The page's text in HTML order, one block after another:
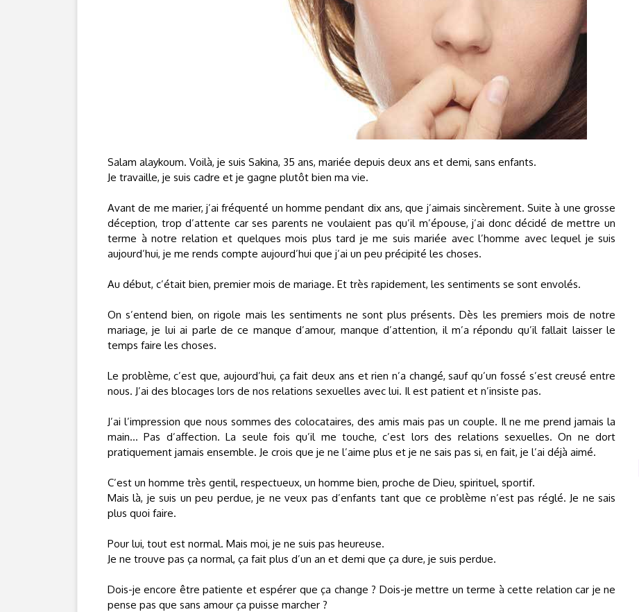
Salam alaykoum. Voilà, je suis Sakina, 35 ans, mariée depuis deux ans et demi, sans enfants.
Je travaille, je suis cadre et je gagne plutôt bien ma vie.
Avant de me marier, j’ai fréquenté un homme pendant dix ans, que j’aimais sincèrement. Suite à une grosse
déception, trop d’attente car ses parents ne voulaient pas qu’il m’épouse, j’ai donc décidé de mettre un
terme à notre relation et quelques mois plus tard je me suis mariée avec l’homme avec lequel je suis
aujourd’hui, je me rends compte aujourd’hui que j’ai un peu précipité les choses.
Au début, c’était bien, premier mois de mariage. Et très rapidement, les sentiments se sont envolés.
On s’entend bien, on rigole mais les sentiments ne sont plus présents. Dès les premiers mois de notre
mariage, je lui ai parle de ce manque d’amour, manque d’attention, il m’a répondu qu’il fallait laisser le
temps faire les choses.
Le problème, c’est que, aujourd’hui, ça fait deux ans et rien n’a changé, sauf qu’un fossé s’est creusé entre
nous. J’ai des blocages lors de nos relations sexuelles avec lui. Il est patient et n’insiste pas.
J’ai l’impression que nous sommes des colocataires, des amis mais pas un couple. Il ne me prend jamais la
main... Pas d’affection. La seule fois qu’il me touche, c’est lors des relations sexuelles. On ne dort
pratiquement jamais ensemble. Je crois que je ne l’aime plus et je ne sais pas si, en fait, je l’ai déjà aimé.
C’est un homme très gentil, respectueux, un homme bien, proche de Dieu, spirituel, sportif.
Mais là, je suis un peu perdue, je ne veux pas d’enfants tant que ce problème n’est pas réglé. Je ne sais
plus quoi faire.
Pour lui, tout est normal. Mais moi, je ne suis pas heureuse.
Je ne trouve pas ça normal, ça fait plus d’un an et demi que ça dure, je suis perdue.
Dois-je encore être patiente et espérer que ça change ? Dois-je mettre un terme à cette relation car je ne
pense pas que sans amour ça puisse marcher ?